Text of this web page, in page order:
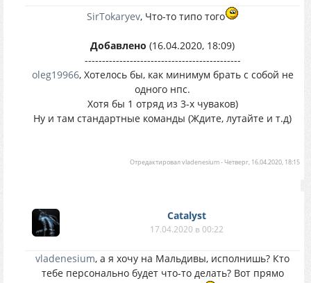
SirTokaryev, Что-то типо того
Добавлено (16.04.2020, 18:09)
---------------------------------------------
oleg19966, Хотелось бы, как минимум брать с собой не
одного нпс.
Хотя бы 1 отряд из 3-х чуваков)
Ну и там стандартные команды (Ждите, лутайте и т.д)
Отредактировалvladenesium-Четверг, 16.04.2020, 18:15
Catalyst
17.04.2020 в 00:22
vladenesium, а я хочу на Мальдивы, исполнишь? Кто
тебе персонально будет что-то делать? Вот прямо